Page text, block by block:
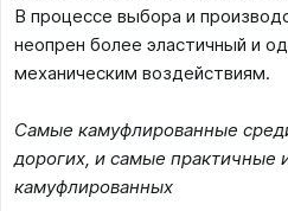
В процессе выбора и
неопрен более эластичный и
механическим воздействиям.
Самые камуфлированные
дорогих, и самые практичные
камуфлированных